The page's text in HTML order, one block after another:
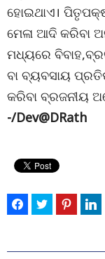
ହୋଇଥାଏ।
ମେଳା ଆଦି କରିବା
ମଧ୍ୟରେ
ବା ବ୍ୟବସାୟ
କରିବା ବ୍ରଜନୀୟ
-/Dev@DRath